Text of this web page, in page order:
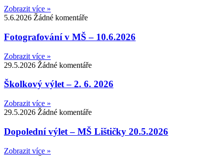
Zobrazit více »
5.6.2026 Žádné komentáře
Fotografování v MŠ – 10.6.2026
Zobrazit více »
29.5.2026 Žádné komentáře
Školkový výlet – 2. 6. 2026
Zobrazit více »
29.5.2026 Žádné komentáře
Dopolední výlet – MŠ Lištičky 20.5.2026
Zobrazit více »